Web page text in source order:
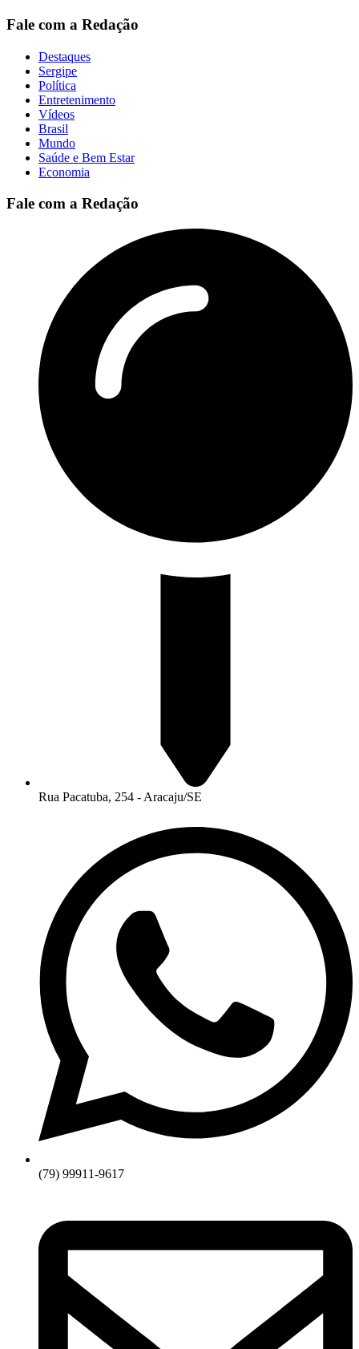
Fale com a Redação
Destaques
Sergipe
Política
Entretenimento
Vídeos
Brasil
Mundo
Saúde e Bem Estar
Economia
Fale com a Redação
Rua Pacatuba, 254 - Aracaju/SE
(79) 99911-9617